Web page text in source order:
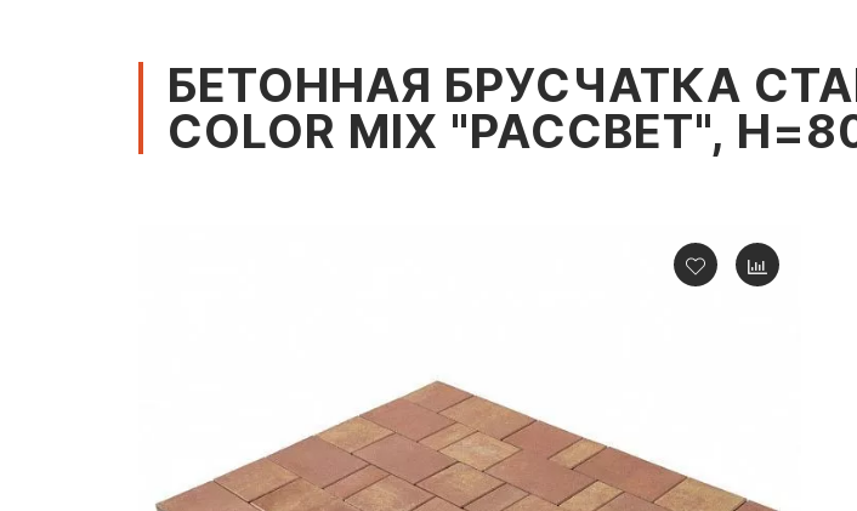
БЕТОННАЯ БРУСЧАТКА
COLOR MIX "РАССВЕТ",